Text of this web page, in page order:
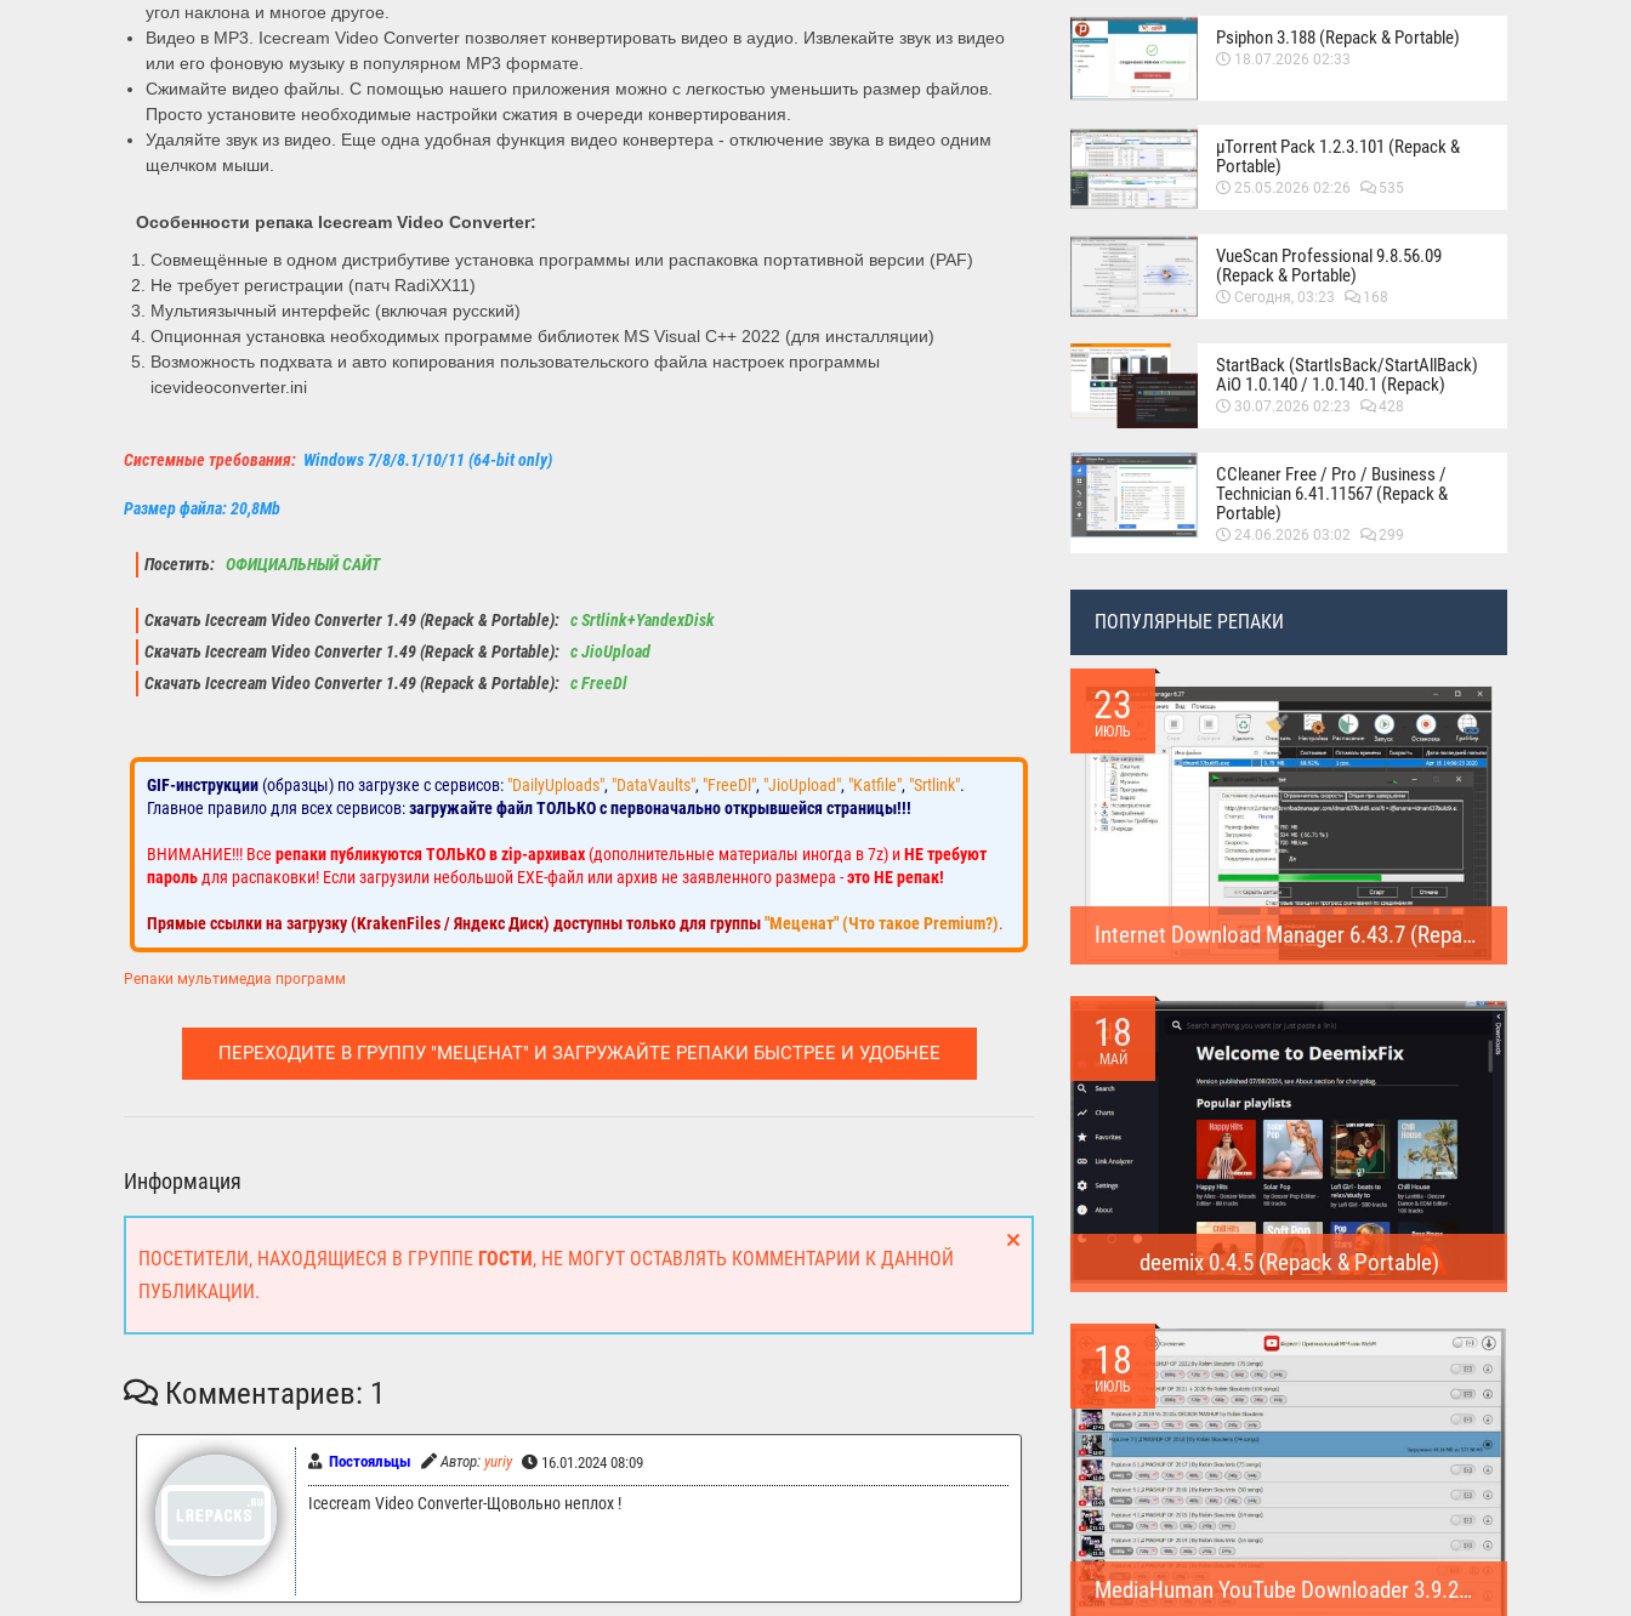
угол наклона и многое другое.
Видео в MP3. Icecream Video Converter позволяет конвертировать видео в аудио. Извлекайте звук из видео
или его фоновую музыку в популярном MP3 формате.
Сжимайте видео файлы. С помощью нашего приложения можно с легкостью уменьшить размер файлов.
Просто установите необходимые настройки сжатия в очереди конвертирования.
Удаляйте звук из видео. Еще одна удобная функция видео конвертера - отключение звука в видео одним
щелчком мыши.
Особенности репака Icecream Video Converter:
Совмещённые в одном дистрибутиве установка программы или распаковка портативной версии (PAF)
Не требует регистрации (патч RadiXX11)
Мультиязычный интерфейс (включая русский)
Опционная установка необходимых программе библиотек MS Visual C++ 2022 (для инсталляции)
Возможность подхвата и авто копирования пользовательского файла настроек программы
icevideoconverter.ini
Системные требования: Windows 7/8/8.1/10/11 (64-bit only)
Размер файла: 20,8Mb
Посетить: ОФИЦИАЛЬНЫЙ САЙТ
Скачать Icecream Video Converter 1.49 (Repack & Portable): с Srtlink+YandexDisk
Скачать Icecream Video Converter 1.49 (Repack & Portable): с JioUpload
Скачать Icecream Video Converter 1.49 (Repack & Portable): с FreeDl
GIF-инструкции (образцы) по загрузке с сервисов: "DailyUploads", "DataVaults", "FreeDl", "JioUpload", "Katfile", "Srtlink".
Главное правило для всех сервисов:загружайте файл ТОЛЬКО с первоначально открывшейся страницы!!!
ВНИМАНИЕ!!! Все репаки публикуются ТОЛЬКО в zip-архивах(дополнительные материалы иногда в 7z) иНЕ требуют
пароль для распаковки! Если загрузили небольшой EXE-файл или архив не заявленного размера -это НЕ репак!
Прямые ссылки на загрузку (KrakenFiles / Яндекс Диск) доступны только для группы"Меценат" (Что такое Premium?).
Репаки мультимедиа программ
ПЕРЕХОДИТЕ В ГРУППУ "МЕЦЕНАТ" И ЗАГРУЖАЙТЕ РЕПАКИ БЫСТРЕЕ И УДОБНЕЕ
Информация
ПОСЕТИТЕЛИ, НАХОДЯЩИЕСЯ В ГРУППЕ ГОСТИ, НЕ МОГУТ ОСТАВЛЯТЬ КОММЕНТАРИИ К ДАННОЙ
ПУБЛИКАЦИИ.
Комментариев: 1
Постояльцы Автор: yuriy 16.01.2024 08:09
Icecream Video Converter-Щовольно неплох !
Psiphon 3.188 (Repack & Portable)
18.07.2026 02:33
µTorrent Pack 1.2.3.101 (Repack &
Portable)
25.05.2026 02:26 535
VueScan Professional 9.8.56.09
(Repack & Portable)
Сегодня, 03:23 168
StartBack (StartIsBack/StartAllBack)
AiO 1.0.140 / 1.0.140.1 (Repack)
30.07.2026 02:23 428
CCleaner Free / Pro / Business /
Technician 6.41.11567 (Repack &
Portable)
24.06.2026 03:02 299
ПОПУЛЯРНЫЕ РЕПАКИ
23
ИЮЛЬ
Internet Download Manager 6.43.7 (Repack)
предназначена для...
18
МАЙ
deemix 0.4.5 (Repack & Portable)
скачивать треки...
18
ИЮЛЬ
MediaHuman YouTube Downloader 3.9.22 (1007) (Repack & Portable)